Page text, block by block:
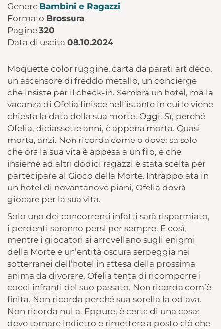
Genere Bambini e Ragazzi
Formato Brossura
Pagine 320
Data di uscita 08.10.2024
Moquette color ruggine, carta da parati art déco,
un ascensore di freddo metallo, un concierge
che insiste per il check-in. Sembra un hotel, ma la
vacanza di Ofelia finisce nell’istante in cui le viene
chiesta la data della sua morte. Oggi. Sì, perché
Ofelia, diciassette anni, è appena morta. Quasi
morta, anzi. Non ricorda come o dove: sa solo
che ora la sua vita è appesa a un filo, e che
insieme ad altri dodici ragazzi è stata scelta per
partecipare al Gioco della Morte. Intrappolata in
un hotel di novantanove piani, Ofelia dovrà
giocare per la sua vita.
Solo uno dei concorrenti infatti sarà risparmiato,
i perdenti saranno persi per sempre. E così,
mentre i giocatori si arrovellano sugli enigmi
della Morte e un’entità oscura serpeggia nei
sotterranei dell’hotel in attesa della prossima
anima da divorare, Ofelia tenta di ricomporre i
cocci infranti del suo passato. Non ricorda com’è
finita. Non ricorda perché sua sorella la odiava.
Non ricorda nulla. Eppure, è certa di una cosa:
deve tornare indietro e rimettere a posto ciò che